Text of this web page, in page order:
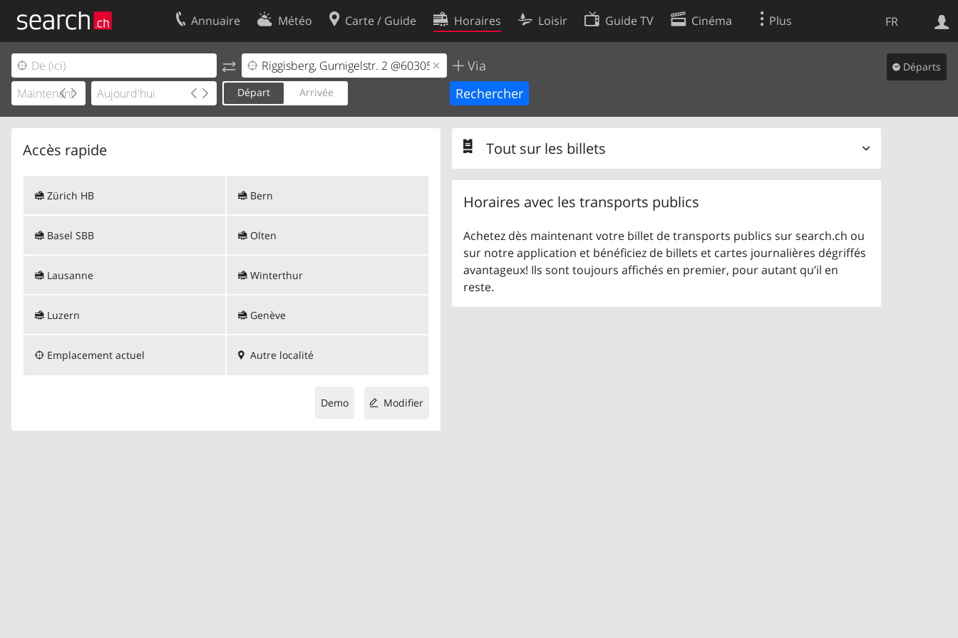
FR
Annuaire Météo Carte / Guide Horaires Loisir Guide TV Cinéma Plus
Via
Départ Arrivée
Départs
Accès rapide
Zürich HB
Basel SBB
Lausanne
Luzern
Bern
Olten
Winterthur
Genève
Emplacement actuel Autre localité
Modifier
Demo
Tout sur les billets
Horaires avec les transports publics
Achetez dès maintenant votre billet de transports publics sur search.ch ou
sur notre application et bénéficiez de billets et cartes journalières dégriffés
avantageux! Ils sont toujours affichés en premier, pour autant qu’il en
reste.
Votre inscription
Centre clients
Contact
Conditions d’utilisation
Préférences de cookies